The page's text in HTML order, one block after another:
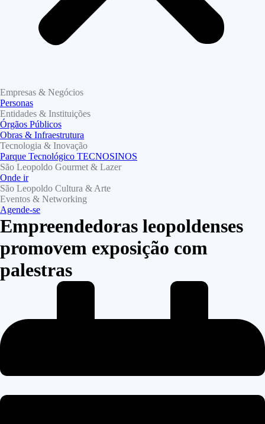
Empresas & Negócios
Personas
Entidades & Instituições
Órgãos Públicos
Obras & Infraestrutura
Tecnologia & Inovação
Parque Tecnológico TECNOSINOS
São Leopoldo Gourmet & Lazer
Onde ir
São Leopoldo Cultura & Arte
Eventos & Networking
Agende-se
Empreendedoras leopoldenses
promovem exposição com
palestras